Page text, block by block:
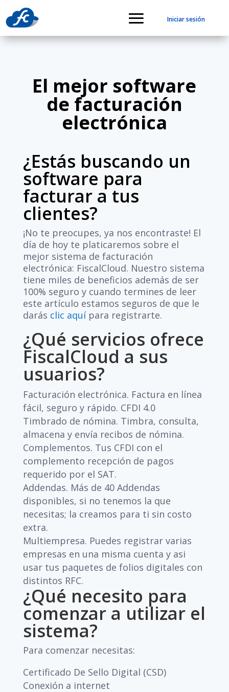
Iniciar sesión
El mejor software
de facturación
electrónica
¿Estás buscando un
software para
facturar a tus
clientes?
¡No te preocupes, ya nos encontraste! El
día de hoy te platicaremos sobre el
mejor sistema de facturación
electrónica: FiscalCloud. Nuestro sistema
tiene miles de beneficios además de ser
100% seguro y cuando termines de leer
este artículo estamos seguros de que le
darás clic aquípara registrarte.
¿Qué servicios ofrece
FiscalCloud a sus
usuarios?
Facturación electrónica. Factura en línea
fácil, seguro y rápido. CFDI 4.0
Timbrado de nómina. Timbra, consulta,
almacena y envía recibos de nómina.
Complementos. Tus CFDI con el
complemento recepción de pagos
requerido por el SAT.
Addendas. Más de 40 Addendas
disponibles, si no tenemos la que
necesitas; la creamos para ti sin costo
extra.
Multiempresa. Puedes registrar varias
empresas en una misma cuenta y asi
usar tus paquetes de folios digitales con
distintos RFC.
¿Qué necesito para
comenzar a utilizar el
sistema?
Para comenzar necesitas:
Certificado De Sello Digital (CSD)
Conexión a internet